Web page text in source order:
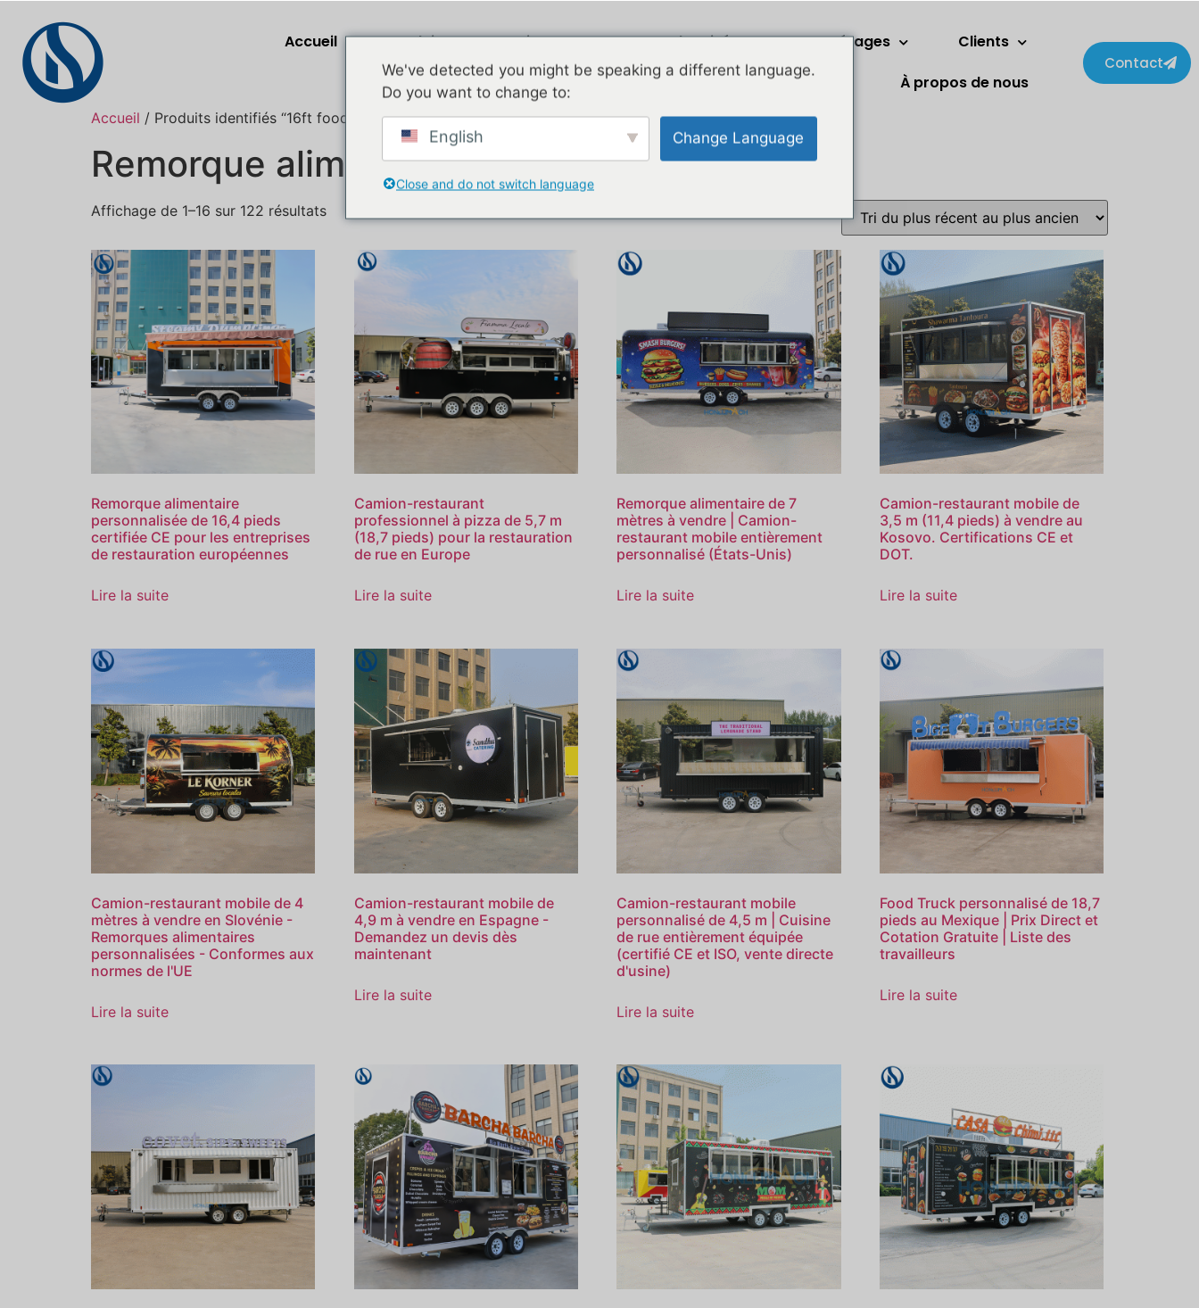
Accueil Produits Airstream Galvanisé Deux étages
Clients
Appareils électroménagers
À propos de nous
Contact
Accueil / Produits identifiés “16ft food trailer”
Remorque alimentaire de 16 pieds
Affichage de 1–16 sur 122 résultats
Remorque alimentaire
personnalisée de 16,4 pieds
certifiée CE pour les entreprises
de restauration européennes
Lire la suite
Camion-restaurant
professionnel à pizza de 5,7 m
(18,7 pieds) pour la restauration
de rue en Europe
Lire la suite
Remorque alimentaire de 7
mètres à vendre | Camion-
restaurant mobile entièrement
personnalisé (États-Unis)
Lire la suite
Camion-restaurant mobile de
3,5 m (11,4 pieds) à vendre au
Kosovo. Certifications CE et
DOT.
Lire la suite
Camion-restaurant mobile de 4
mètres à vendre en Slovénie -
Remorques alimentaires
personnalisées - Conformes aux
normes de l'UE
Lire la suite
Camion-restaurant mobile de
4,9 m à vendre en Espagne -
Demandez un devis dès
maintenant
Lire la suite
Camion-restaurant mobile
personnalisé de 4,5 m | Cuisine
de rue entièrement équipée
(certifié CE et ISO, vente directe
d'usine)
Lire la suite
Food Truck personnalisé de 18,7
pieds au Mexique | Prix Direct et
Cotation Gratuite | Liste des
travailleurs
Lire la suite
We've detected you might be speaking a different language.
Do you want to change to:
English Change Language
Close and do not switch language